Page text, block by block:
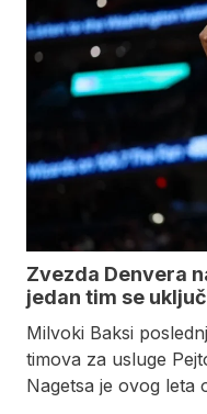
Zvezda Denvera
jedan tim se
Milvoki Baksi
timova za usluge
Nagetsa je ovog leta